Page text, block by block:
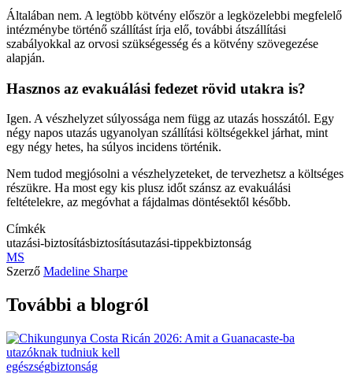
Általában nem. A legtöbb kötvény először a legközelebbi megfelelő
intézménybe történő szállítást írja elő, további átszállítási
szabályokkal az orvosi szükségesség és a kötvény szövegezése
alapján.
Hasznos az evakuálási fedezet rövid utakra is?
Igen. A vészhelyzet súlyossága nem függ az utazás hosszától. Egy
négy napos utazás ugyanolyan szállítási költségekkel járhat, mint
egy négy hetes, ha súlyos incidens történik.
Nem tudod megjósolni a vészhelyzeteket, de tervezhetsz a költséges
részükre. Ha most egy kis plusz időt szánsz az evakuálási
feltételekre, az megóvhat a fájdalmas döntésektől később.
Címkék
utazási-biztosításbiztosításutazási-tippekbiztonság
MS
Szerző Madeline Sharpe
További a blogról
egészségbiztonság